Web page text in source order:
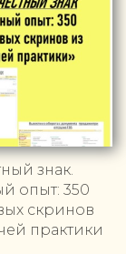
знак.
опыт: 350
скринов
практики